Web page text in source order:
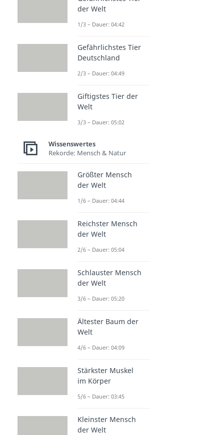
der Welt
1/3 – Dauer: 04:42
Gefährlichstes Tier
Deutschland
2/3 – Dauer: 04:49
Giftigstes Tier der
Welt
3/3 – Dauer: 05:02
Wissenswertes
Rekorde: Mensch & Natur
Größter Mensch
der Welt
1/6 – Dauer: 04:44
Reichster Mensch
der Welt
2/6 – Dauer: 05:04
Schlauster Mensch
der Welt
3/6 – Dauer: 05:20
Ältester Baum der
Welt
4/6 – Dauer: 04:09
Stärkster Muskel
im Körper
5/6 – Dauer: 03:45
Kleinster Mensch
der Welt